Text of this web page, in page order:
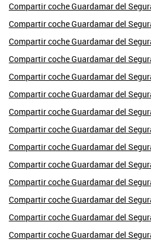
Compartir coche Guardamar del
Compartir coche Guardamar del
Compartir coche Guardamar del
Compartir coche Guardamar del
Compartir coche Guardamar del
Compartir coche Guardamar del
Compartir coche Guardamar del
Compartir coche Guardamar del
Compartir coche Guardamar del
Compartir coche Guardamar del
Compartir coche Guardamar del
Compartir coche Guardamar del
Compartir coche Guardamar del
Compartir coche Guardamar del